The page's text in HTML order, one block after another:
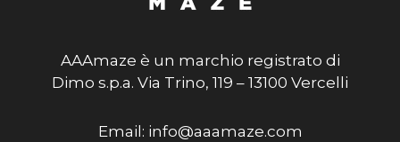
AAAmaze è un marchio registrato di
Dimo s.p.a. Via Trino, 119 – 13100 Vercelli
Email: info@aaamaze.com